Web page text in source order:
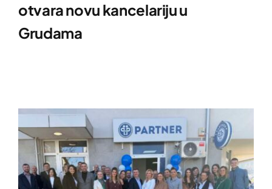
otvara novu kancelariju u
Grudama